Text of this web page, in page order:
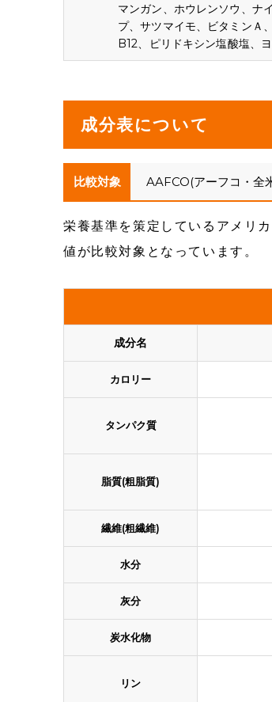
マンガン、ホウレンソウ、ナ
プ、サツマイモ、ビタミンＡ
B12、ピリドキシン塩酸塩、
成分表について
比較対象 AAFCO(アーフコ・全
栄養基準を策定しているアメリ
値が比較対象となっています。
成分名
カロリー
タンパク質
脂質(粗脂質)
繊維(粗繊維)
水分
灰分
炭水化物
リン